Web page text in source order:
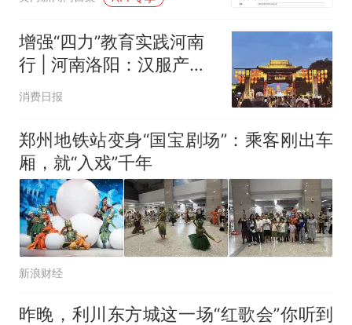
增强“四力”教育实践河南
行 | 河南洛阳：汉服产业
出圈成“留量”蓄水池
消费日报
郑州地铁站变身“国宝剧场”：乘客刚出车
厢，就“入戏”千年
新浪财经
昨晚，利川东方城这一场“红歌会”你听到